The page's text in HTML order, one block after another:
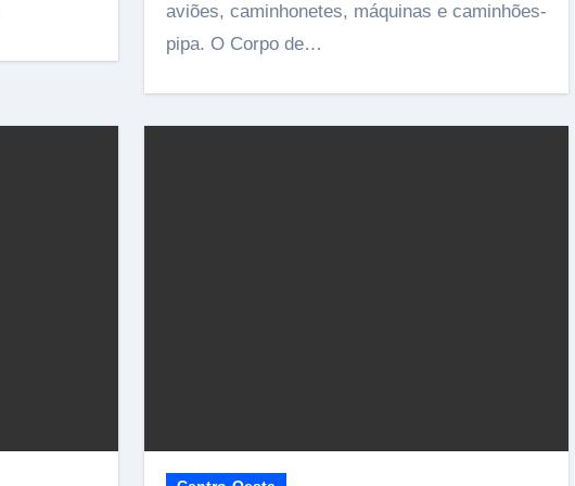
aviões, caminhonetes, máquinas e caminhões-
pipa. O Corpo de…